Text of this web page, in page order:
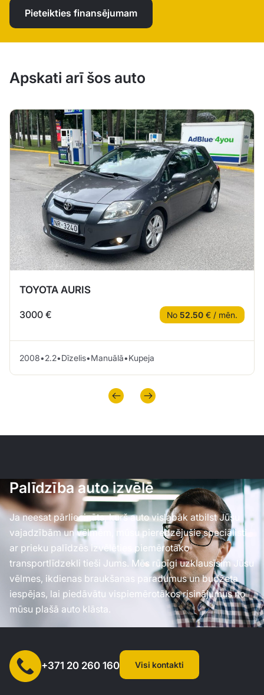
Pieteikties finansējumam
Apskati arī šos auto
TOYOTA AURIS
3000 € No 52.50 € / mēn.
2008•2.2•Dīzelis•Manuālā•Kupeja
Palīdzība auto izvēlē
Ja neesat pārliecināts, kurš auto vislabāk atbilst Jūsu
vajadzībām un vēlmēm, mūsu pieredzējušie speciālisti
ar prieku palīdzēs izvēlēties piemērotāko
transportlīdzekli tieši Jums. Mēs rūpīgi uzklausīsim Jūsu
vēlmes, ikdienas braukšanas paradumus un budžeta
iespējas, lai piedāvātu vispiemērotākos risinājumus no
mūsu plašā auto klāsta.
+371 20 260 160 Visi kontakti